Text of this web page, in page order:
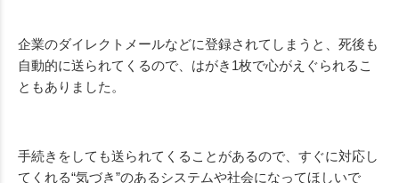
企業のダイレクトメールなどに登録されてしまうと、死後も
自動的に送られてくるので、はがき1枚で心がえぐられるこ
ともありました。
手続きをしても送られてくることがあるので、すぐに対応し
てくれる“気づき”のあるシステムや社会になってほしいで